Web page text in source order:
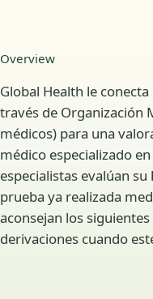
Overview
Global Health le
través de Organización
médicos) para una
médico especializado
especialistas evalúan
prueba ya realizada
aconsejan los
derivaciones cuando